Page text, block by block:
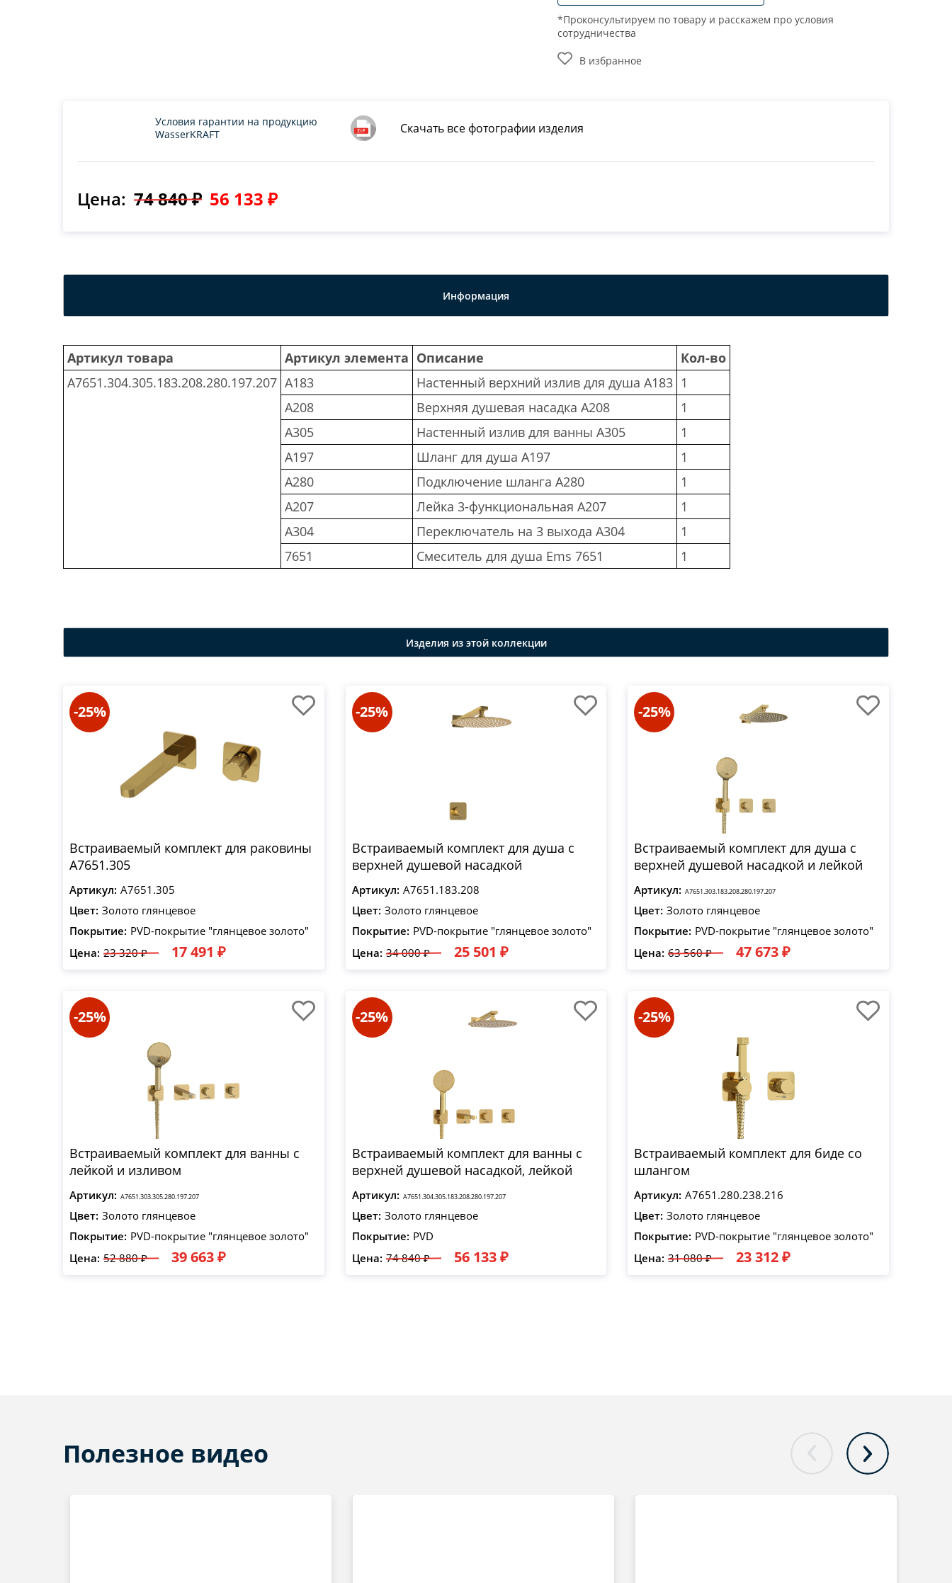
*Проконсультируем по товару и расскажем про условия
сотрудничества
В избранное
Скачать все фотографии изделия
Условия гарантии на продукцию
WasserKRAFT
Цена: 74 840 ₽ 56 133 ₽
Информация
Артикул товара
A7651.304.305.183.208.280.197.207
Артикул элемента
A183
A208
A305
A197
A280
A207
A304
7651
Описание
Настенный верхний излив для душа A183
Верхняя душевая насадка A208
Настенный излив для ванны A305
Шланг для душа A197
Подключение шланга A280
Лейка 3-функциональная A207
Переключатель на 3 выхода A304
Смеситель для душа Ems 7651
Кол-во
1
1
1
1
1
1
1
1
Изделия из этой коллекции
-25%
Встраиваемый комплект для раковины
A7651.305
Артикул: A7651.305
Цвет: Золото глянцевое
Покрытие: PVD-покрытие "глянцевое золото"
Цена: 23 320 ₽ 17 491 ₽
-25%
Встраиваемый комплект для душа с
верхней душевой насадкой
Артикул: A7651.183.208
Цвет: Золото глянцевое
Покрытие: PVD-покрытие "глянцевое золото"
Цена: 34 000 ₽ 25 501 ₽
-25%
Встраиваемый комплект для душа с
верхней душевой насадкой и лейкой
Артикул: A7651.303.183.208.280.197.207
Цвет: Золото глянцевое
Покрытие: PVD-покрытие "глянцевое золото"
Цена: 63 560 ₽ 47 673 ₽
-25%
Встраиваемый комплект для ванны с
лейкой и изливом
Артикул: A7651.303.305.280.197.207
Цвет: Золото глянцевое
Покрытие: PVD-покрытие "глянцевое золото"
Цена: 52 880 ₽ 39 663 ₽
-25%
Встраиваемый комплект для ванны с
верхней душевой насадкой, лейкой
Артикул: A7651.304.305.183.208.280.197.207
Цвет: Золото глянцевое
Покрытие: PVD
Цена: 74 840 ₽ 56 133 ₽
-25%
Встраиваемый комплект для биде со
шлангом
Артикул: A7651.280.238.216
Цвет: Золото глянцевое
Покрытие: PVD-покрытие "глянцевое золото"
Цена: 31 080 ₽ 23 312 ₽
Полезное видео